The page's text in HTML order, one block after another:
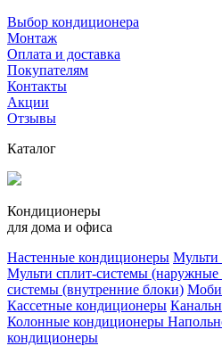
Выбор кондиционера
Монтаж
Оплата и доставка
Покупателям
Контакты
Акции
Отзывы
Каталог
Кондиционеры
для дома и офиса
Настенные кондиционеры Мульти
Мульти сплит-системы (наружные
системы (внутренние блоки)
Кассетные кондиционеры
Колонные кондиционеры
кондиционеры